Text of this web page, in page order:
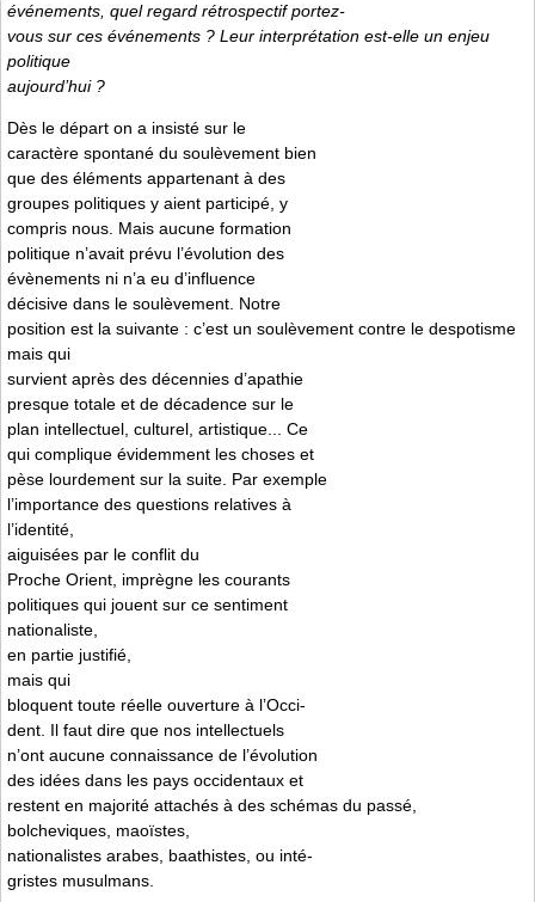
événements, quel regard rétrospectif portez-
vous sur ces événements ? Leur interprétation est-elle un enjeu
politique
aujourd’hui ?
Dès le départ on a insisté sur le
caractère spontané du soulèvement bien
que des éléments appartenant à des
groupes politiques y aient participé, y
compris nous. Mais aucune formation
politique n’avait prévu l’évolution des
évènements ni n’a eu d’influence
décisive dans le soulèvement. Notre
position est la suivante : c’est un soulèvement contre le despotisme
mais qui
survient après des décennies d’apathie
presque totale et de décadence sur le
plan intellectuel, culturel, artistique... Ce
qui complique évidemment les choses et
pèse lourdement sur la suite. Par exemple
l’importance des questions relatives à
l’identité,
aiguisées par le conflit du
Proche Orient, imprègne les courants
politiques qui jouent sur ce sentiment
nationaliste,
en partie justifié,
mais qui
bloquent toute réelle ouverture à l’Occi-
dent. Il faut dire que nos intellectuels
n’ont aucune connaissance de l’évolution
des idées dans les pays occidentaux et
restent en majorité attachés à des schémas du passé,
bolcheviques, maoïstes,
nationalistes arabes, baathistes, ou inté-
gristes musulmans.